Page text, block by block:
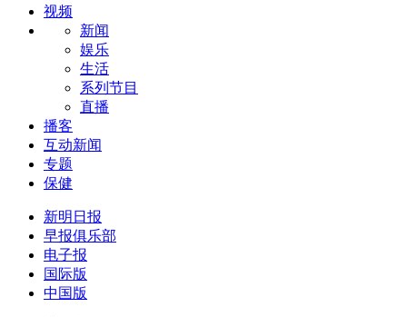
视频
新闻
娱乐
生活
系列节目
直播
播客
互动新闻
专题
保健
新明日报
早报俱乐部
电子报
国际版
中国版